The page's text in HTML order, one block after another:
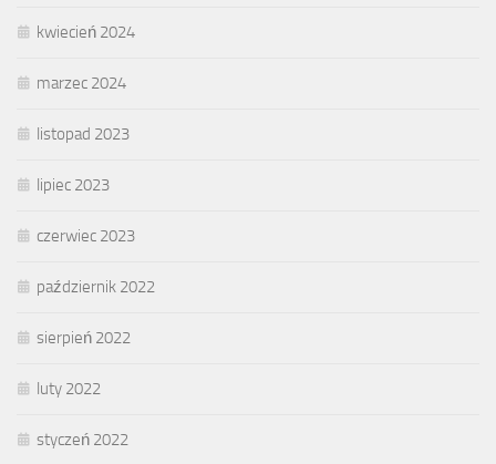
kwiecień 2024
marzec 2024
listopad 2023
lipiec 2023
czerwiec 2023
październik 2022
sierpień 2022
luty 2022
styczeń 2022